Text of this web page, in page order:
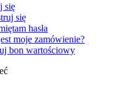
się
się
hasła
moje zamówienie?
bon wartościowy